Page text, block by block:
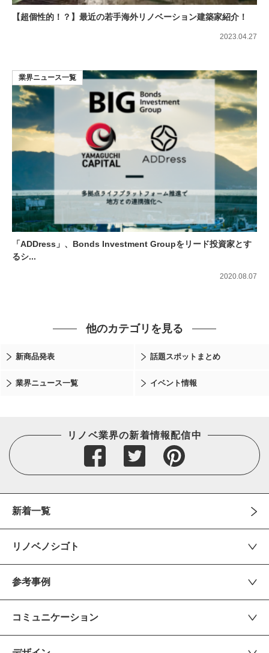
【超個性的！？】最近の若手海外リノベーション建築家紹介！
2023.04.27
「ADDress」、Bonds Investment Groupをリード投資家とす
るシ...
業界ニュース一覧
2020.08.07
他のカテゴリを見る
新商品発表 話題スポットまとめ
業界ニュース一覧 イベント情報
リノベ業界の新着情報配信中
新着一覧
リノベノシゴト
参考事例
コミュニケーション